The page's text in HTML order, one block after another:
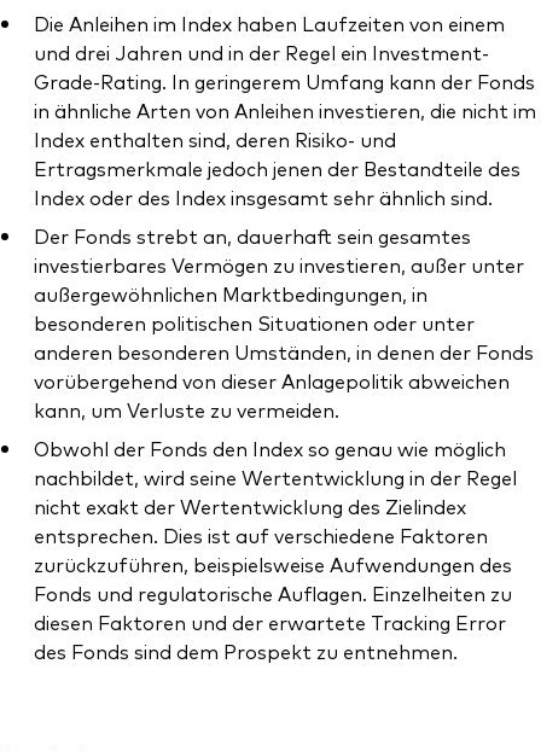
Die Anleihen im Index haben Laufzeiten von einem
und drei Jahren und in der Regel ein Investment-
Grade-Rating. In geringerem Umfang kann der Fonds
in ähnliche Arten von Anleihen investieren, die nicht im
Index enthalten sind, deren Risiko- und
Ertragsmerkmale jedoch jenen der Bestandteile des
Index oder des Index insgesamt sehr ähnlich sind.
Der Fonds strebt an, dauerhaft sein gesamtes
investierbares Vermögen zu investieren, außer unter
außergewöhnlichen Marktbedingungen, in
besonderen politischen Situationen oder unter
anderen besonderen Umständen, in denen der Fonds
vorübergehend von dieser Anlagepolitik abweichen
kann, um Verluste zu vermeiden.
Obwohl der Fonds den Index so genau wie möglich
nachbildet, wird seine Wertentwicklung in der Regel
nicht exakt der Wertentwicklung des Zielindex
entsprechen. Dies ist auf verschiedene Faktoren
zurückzuführen, beispielsweise Aufwendungen des
Fonds und regulatorische Auflagen. Einzelheiten zu
diesen Faktoren und der erwartete Tracking Error
des Fonds sind dem Prospekt zu entnehmen.